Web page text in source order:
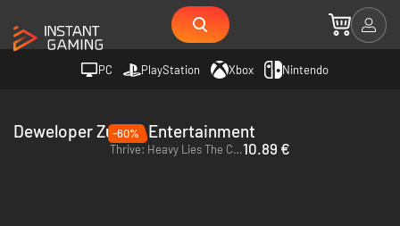
PC PlayStation Xbox Nintendo
Deweloper Zugalu Entertainment
-60%
Thrive: Heavy Lies The Crown - PC (Steam) - Europe & US & Canada10.89 €